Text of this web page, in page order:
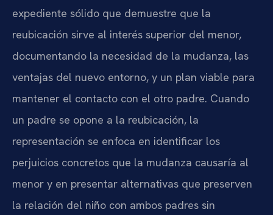
expediente sólido que demuestre que la
reubicación sirve al interés superior del menor,
documentando la necesidad de la mudanza, las
ventajas del nuevo entorno, y un plan viable para
mantener el contacto con el otro padre. Cuando
un padre se opone a la reubicación, la
representación se enfoca en identificar los
perjuicios concretos que la mudanza causaría al
menor y en presentar alternativas que preserven
la relación del niño con ambos padres sin